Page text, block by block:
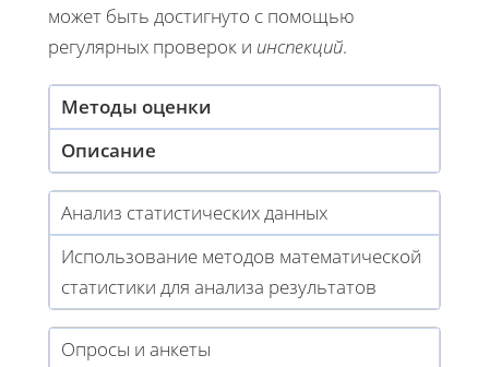
может быть достигнуто с помощью
регулярных проверок и инспекций.
Методы оценки
Описание
Анализ статистических данных
Использование методов математической
статистики для анализа результатов
Опросы и анкеты